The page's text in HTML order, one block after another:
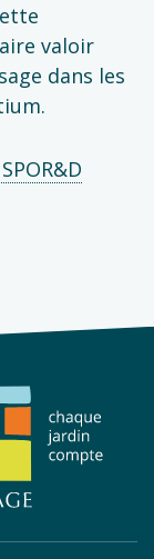
valoir
dans les